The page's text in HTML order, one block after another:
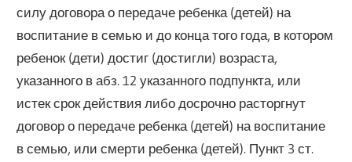
силу договора о передаче ребенка (детей) на
воспитание в семью и до конца того года, в котором
ребенок (дети) достиг (достигли) возраста,
указанного в абз. 12 указанного подпункта, или
истек срок действия либо досрочно расторгнут
договор о передаче ребенка (детей) на воспитание
в семью, или смерти ребенка (детей). Пункт 3 ст.